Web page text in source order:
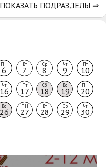
ПН
6
Вт
7
Ср
8
Чт
9
Пт
10
Чт
16
Пт
17
Сб
18
Вс
19
ПН
20
Вс
26
ПН
27
Вт
28
Ср
29
Чт
30
ПОКАЗАТЬ ПОДРАЗДЕЛЫ ⇒